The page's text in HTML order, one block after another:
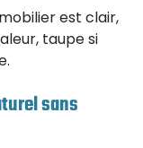
est clair,
taupe si
sans